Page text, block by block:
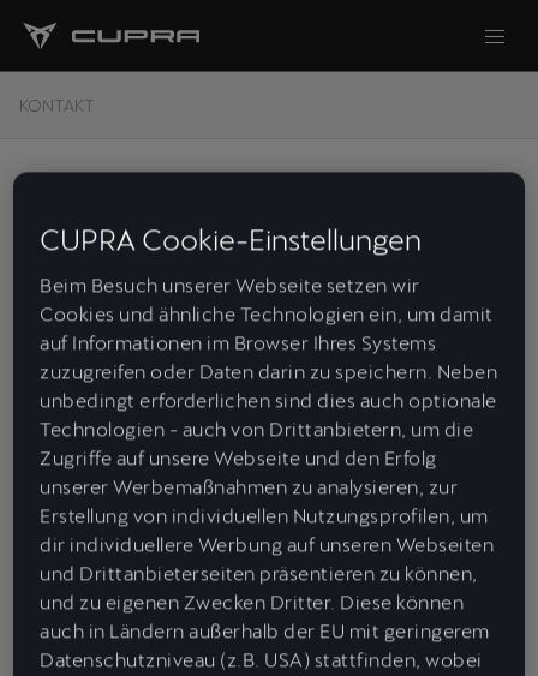
KONTAKT
CUPRA Cookie-Einstellungen
Beim Besuch unserer Webseite setzen wir
Cookies und ähnliche Technologien ein, um damit
auf Informationen im Browser Ihres Systems
zuzugreifen oder Daten darin zu speichern. Neben
unbedingt erforderlichen sind dies auch optionale
Technologien - auch von Drittanbietern, um die
Zugriffe auf unsere Webseite und den Erfolg
unserer Werbemaßnahmen zu analysieren, zur
Erstellung von individuellen Nutzungsprofilen, um
dir individuellere Werbung auf unseren Webseiten
und Drittanbieterseiten präsentieren zu können,
und zu eigenen Zwecken Dritter. Diese können
auch in Ländern außerhalb der EU mit geringerem
Datenschutzniveau (z.B. USA) stattfinden, wobei